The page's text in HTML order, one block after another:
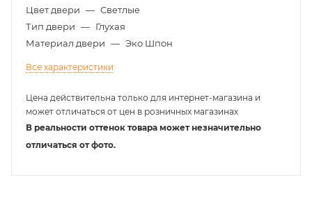
Цвет двери — Светлые
Тип двери — Глухая
Материал двери — Эко Шпон
Все характеристики
Цена действительна только для интернет-магазина и
может отличаться от цен в розничных магазинах
В реальности оттенок товара может незначительно
отличаться от фото.